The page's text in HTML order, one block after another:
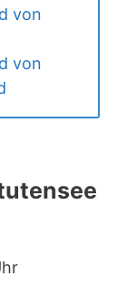
von
von